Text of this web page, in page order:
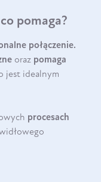
pomaga?
połączenie.
oraz pomaga
jest idealnym
procesach